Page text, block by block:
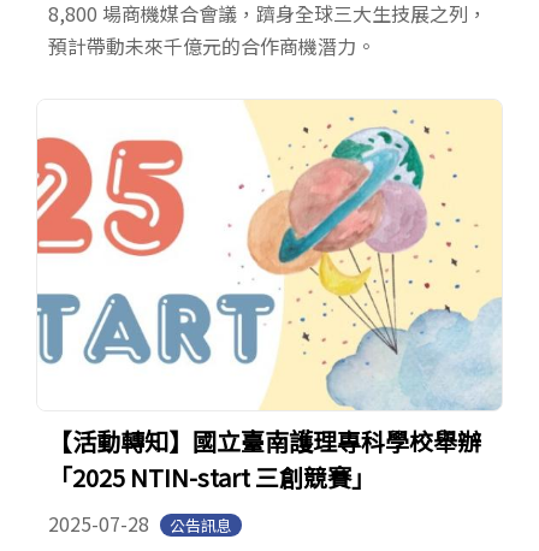
8,800 場商機媒合會議，躋身全球三大生技展之列，
預計帶動未來千億元的合作商機潛力。
【活動轉知】國立臺南護理專科學校舉辦
「2025 NTIN-start 三創競賽」
2025-07-28 公告訊息